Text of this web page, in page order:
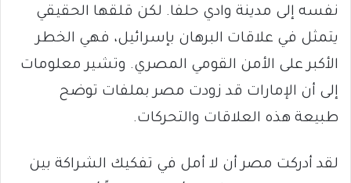
نفسه إلى مدينة وادي حلفا. لكن قلقها الحقيقي
يتمثل في علاقات البرهان بإسرائيل، فهي الخطر
الأكبر على الأمن القومي المصري. وتشير معلومات
إلى أن الإمارات قد زودت مصر بملفات توضح
طبيعة هذه العلاقات والتحركات.
لقد أدركت مصر أن لا أمل في تفكيك الشراكة بين